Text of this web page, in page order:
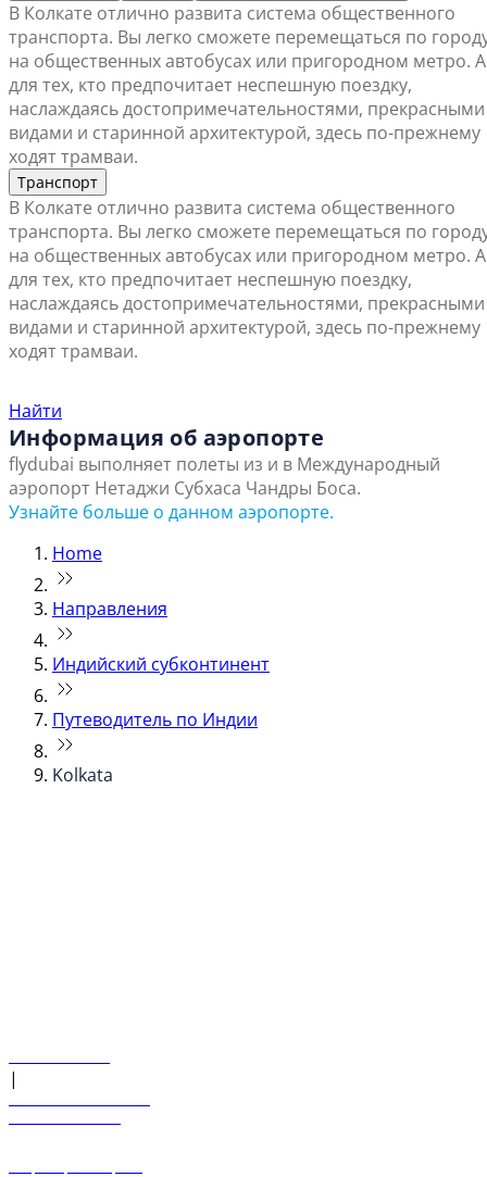
В Колкате отлично развита система общественного
транспорта. Вы легко сможете перемещаться по
на общественных автобусах или пригородном метро. А
для тех, кто предпочитает неспешную поездку,
наслаждаясь достопримечательностями, прекрасными
видами и старинной архитектурой, здесь по-прежнему
ходят трамваи.
Транспорт
В Колкате отлично развита система общественного
транспорта. Вы легко сможете перемещаться по
на общественных автобусах или пригородном метро. А
для тех, кто предпочитает неспешную поездку,
наслаждаясь достопримечательностями, прекрасными
видами и старинной архитектурой, здесь по-прежнему
ходят трамваи.
Найти
Информация об аэропорте
flydubai выполняет полеты из и в Международный
аэропорт Нетаджи Субхаса Чандры Боса.
Узнайте больше о данном аэропорте.
Home
Направления
Индийский субконтинент
Путеводитель по Индии
Kolkata
|